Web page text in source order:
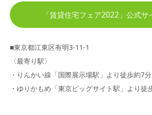
「賃貸住宅フェア2022」公式
■東京都江東区有明3-11-1
〈最寄り駅〉
・りんかい線「国際展示場駅」より徒歩約7分
・ゆりかもめ「東京ビッグサイト駅」より徒